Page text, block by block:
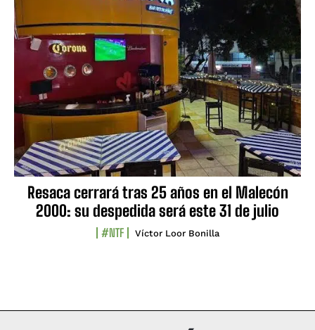
Resaca cerrará tras 25 años en el Malecón
2000: su despedida será este 31 de julio
#NTF Víctor Loor Bonilla